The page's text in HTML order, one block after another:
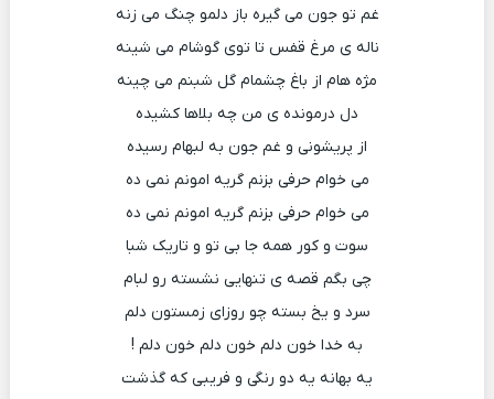
غم تو جون می گیره باز دلمو چنگ می زنه
ناله ی مرغ قفس تا توی گوشام می شینه
مژه هام از باغ چشمام گل شبنم می چینه
دل درمونده ی من چه بلاها کشیده
از پریشونی و غم جون به لبهام رسیده
می خوام حرفی بزنم گریه امونم نمی ده
می خوام حرفی بزنم گریه امونم نمی ده
سوت و کور همه جا بی تو و تاریک شبا
چی بگم قصه ی تنهایی نشسته رو لبام
سرد و یخ بسته چو روزای زمستون دلم
به خدا خون دلم خون دلم خون دلم !
یه بهانه یه دو رنگی و فریبی که گذشت